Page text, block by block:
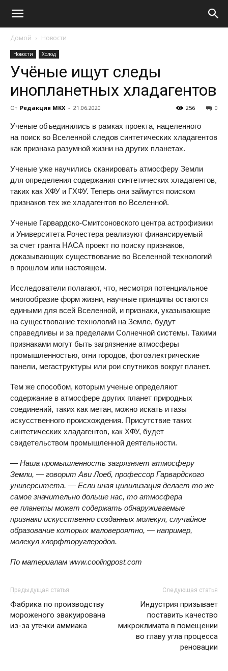
Домой Новости
Новости Холод
Учёные ищут следы
инопланетных хладагентов
От Редакция МКХ - 21.06.2020 0
256
Ученые объединились в рамках проекта, нацеленного
на поиск во Вселенной следов синтетических хладагентов
как признака разумной жизни на других планетах.
Ученые уже научились сканировать атмосферу Земли
для определения содержания синтетических хладагентов,
таких как ХФУ и ГХФУ. Теперь они займутся поиском
признаков тех же хладагентов во Вселенной.
Ученые Гарвардско-Смитсоновского центра астрофизики
и Университета Рочестера реализуют финансируемый
за счет гранта НАСА проект по поиску признаков,
доказывающих существование во Вселенной технологий
в прошлом или настоящем.
Исследователи полагают, что, несмотря потенциальное
многообразие форм жизни, научные принципы остаются
едиными для всей Вселенной, и признаки, указывающие
на существование технологий на Земле, будут
справедливы и за пределами Солнечной системы. Такими
признаками могут быть загрязнение атмосферы
промышленностью, огни городов, фотоэлектрические
панели, мегаструктуры или рои спутников вокруг планет.
Тем же способом, которым ученые определяют
содержание в атмосфере других планет природных
соединений, таких как метан, можно искать и газы
искусственного происхождения. Присутствие таких
синтетических хладагентов, как ХФУ, будет
свидетельством промышленной деятельности.
— Наша промышленность загрязняет атмосферу
Земли, — говорит Ави Лоеб, профессор Гарвардского
университета. — Если иная цивилизация делает то же
самое значительно дольше нас, то атмосфера
ее планеты может содержать обнаруживаемые
признаки искусственно созданных молекул, случайное
образование которых маловероятно, — например,
молекул хлорфторуглеродов.
По материалам www.coolingpost.com
Предыдущая статья
Фабрика по производству
мороженого эвакуирована
из-за утечки аммиака
Следующая статья
Индустрия призывает
поставить качество
микроклимата в помещении
во главу угла процесса
реновации